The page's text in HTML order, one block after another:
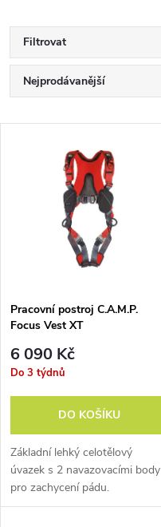
Filtrovat
Ř
a
p
r
o
d
u
Nejprodávanější
Abecedně
s
p
r
d
u
Pracovní postroj C.A.M.P.
Focus Vest XT
6 090 Kč
Do 3 týdnů
DO KOŠÍKU
Základní lehký celotělový
úvazek s 2 navazovacími body
pro zachycení pádu.